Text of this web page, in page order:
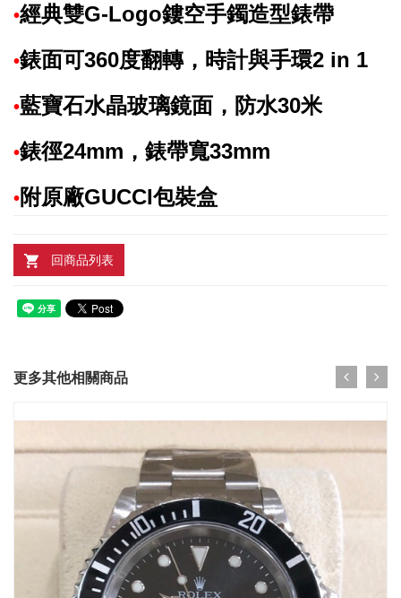
•經典雙G-Logo鏤空手鐲造型錶帶
•錶面可360度翻轉，時計與手環2 in 1
•藍寶石水晶玻璃鏡面，防水30米
•錶徑24mm，錶帶寬33mm
•附原廠GUCCI包裝盒
回商品列表
更多其他相關商品